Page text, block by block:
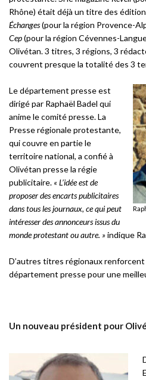
Rhône) était déjà un titre des
Échanges(pour la région Provence-
Cep(pour la région Cévennes-
Olivétan. 3 titres, 3 régions, 3
couvrent presque la totalité des 3
Le département presse est
dirigé par Raphaël Badel qui
anime le comité presse. La
Presse régionale protestante,
qui couvre en partie le
territoire national, a confié à
Olivétan presse la régie
publicitaire. « L’idée est de
proposer des encarts publicitaires
dans tous les journaux, ce qui peut
intéresser des annonceurs issus du
monde protestant ou autre. »indique
D’autres titres régionaux
département presse pour une
Un nouveau président pour